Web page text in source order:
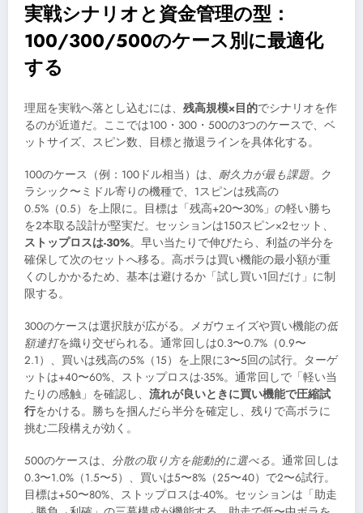
実戦シナリオと資金管理の型：
100/300/500のケース別に最適化
する
理屈を実戦へ落とし込むには、 残高規模×目的でシナリオを作
るのが近道だ。ここでは100・300・500の3つのケースで、ベ
ットサイズ、スピン数、目標と撤退ラインを具体化する。
100のケース（例：100ドル相当）は、 耐久力が最も課題。ク
ラシック〜ミドル寄りの機種で、1スピンは残高の
0.5%（0.5）を上限に。目標は「残高+20〜30%」の軽い勝ち
を2本取る設計が堅実だ。セッションは150スピン×2セット、
ストップロスは-30%。早い当たりで伸びたら、利益の半分を
確保して次のセットへ移る。高ボラは買い機能の最小額が重
くのしかかるため、基本は避けるか「試し買い1回だけ」に制
限する。
300のケースは選択肢が広がる。メガウェイズや買い機能の低
額連打を織り交ぜられる。通常回しは0.3〜0.7%（0.9〜
2.1）、買いは残高の5%（15）を上限に3〜5回の試行。ターゲ
ットは+40〜60%、ストップロスは-35%。通常回しで「軽い当
たりの感触」を確認し、 流れが良いときに買い機能で圧縮試
行をかける。勝ちを掴んだら半分を確定し、残りで高ボラに
挑む二段構えが効く。
500のケースは、 分散の取り方を能動的に選べる。通常回しは
0.3〜1.0%（1.5〜5）、買いは5〜8%（25〜40）で2〜6試行。
目標は+50〜80%、ストップロスは-40%。セッションは「助走